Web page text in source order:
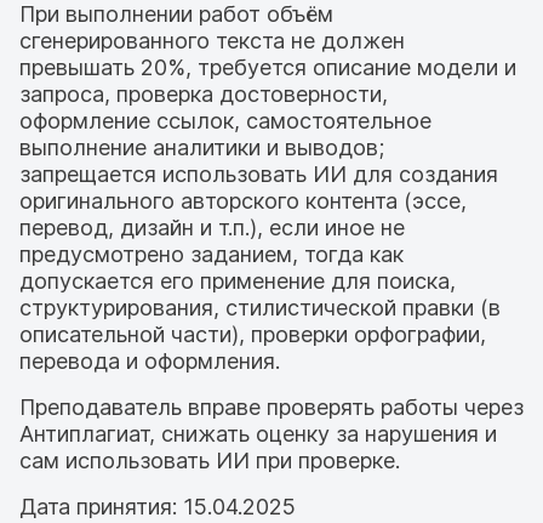
При выполнении работ объём
сгенерированного текста не должен
превышать 20%, требуется описание модели и
запроса, проверка достоверности,
оформление ссылок, самостоятельное
выполнение аналитики и выводов;
запрещается использовать ИИ для создания
оригинального авторского контента (эссе,
перевод, дизайн и т.п.), если иное не
предусмотрено заданием, тогда как
допускается его применение для поиска,
структурирования, стилистической правки (в
описательной части), проверки орфографии,
перевода и оформления.
Преподаватель вправе проверять работы через
Антиплагиат, снижать оценку за нарушения и
сам использовать ИИ при проверке.
Дата принятия: 15.04.2025